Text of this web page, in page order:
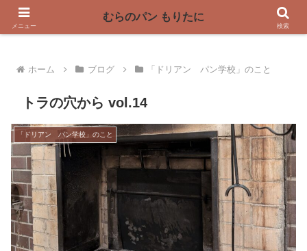
〜奈良県曽爾村の薪窯パン屋〜
ホーム ブログ 「ドリアン パン学校」のこと
トラの穴から vol.14
「ドリアン パン学校」のこと
メニュー
むらのパン もりたに
検索